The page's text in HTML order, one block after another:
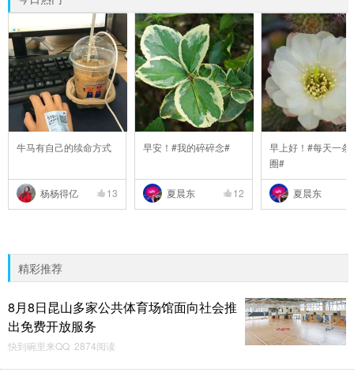
牛马有自己的续命方式
杨杨得亿 13
早安！#我的碎碎念#
夏晨东 12
早上好！#每天一条
圈#
夏晨东
精彩推荐
8月8日昆山多家公共体育场馆面向社会推
出免费开放服务
快到碗里来QQ 2874阅读